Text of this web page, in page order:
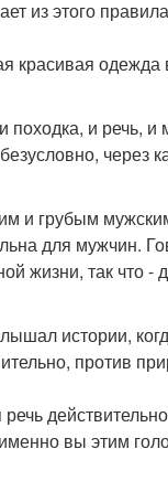
из этого
красивая одежда
и речь, и
через
и грубым
для мужчин.
жизни, так что -
истории,
против
вы этим